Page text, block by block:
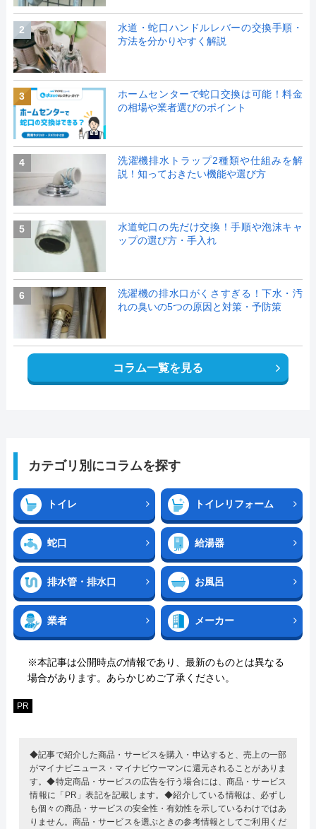
2
水道・蛇口ハンドルレバーの交換手順・
方法を分かりやすく解説
3
ホームセンターで蛇口交換は可能！料金
の相場や業者選びのポイント
4
洗濯機排水トラップ2種類や仕組みを解
説！知っておきたい機能や選び方
5
水道蛇口の先だけ交換！手順や泡沫キャ
ップの選び方・手入れ
6
洗濯機の排水口がくさすぎる！下水・汚
れの臭いの5つの原因と対策・予防策
コラム一覧を見る
カテゴリ別にコラムを探す
トイレ トイレリフォーム
蛇口 給湯器
排水管・排水口 お風呂
業者 メーカー
※本記事は公開時点の情報であり、最新のものとは異なる
場合があります。あらかじめご了承ください。
PR
◆記事で紹介した商品・サービスを購入・申込すると、売上の一部
がマイナビニュース・マイナビウーマンに還元されることがありま
す。◆特定商品・サービスの広告を行う場合には、商品・サービス
情報に「PR」表記を記載します。◆紹介している情報は、必ずし
も個々の商品・サービスの安全性・有効性を示しているわけではあ
りません。商品・サービスを選ぶときの参考情報としてご利用くだ